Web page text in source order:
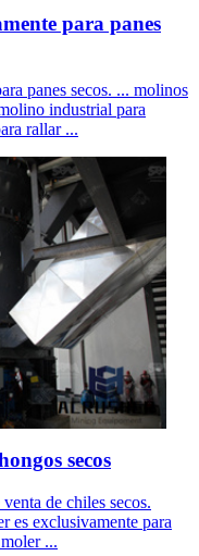
para panes
panes secos. ... molinos
industrial para
rallar ...
secos
de chiles secos.
es exclusivamente para
...